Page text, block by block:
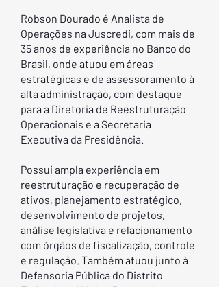
Robson Dourado é Analista de
Operações na Juscredi, com mais de
35 anos de experiência no Banco do
Brasil, onde atuou em áreas
estratégicas e de assessoramento à
alta administração, com destaque
para a Diretoria de Reestruturação
Operacionais e a Secretaria
Executiva da Presidência.
Possui ampla experiência em
reestruturação e recuperação de
ativos, planejamento estratégico,
desenvolvimento de projetos,
análise legislativa e relacionamento
com órgãos de fiscalização, controle
e regulação. Também atuou junto à
Defensoria Pública do Distrito